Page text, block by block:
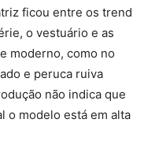
ficou entre os trend
o vestuário e as
moderno, como no
e peruca ruiva
não indica que
o modelo está em alta